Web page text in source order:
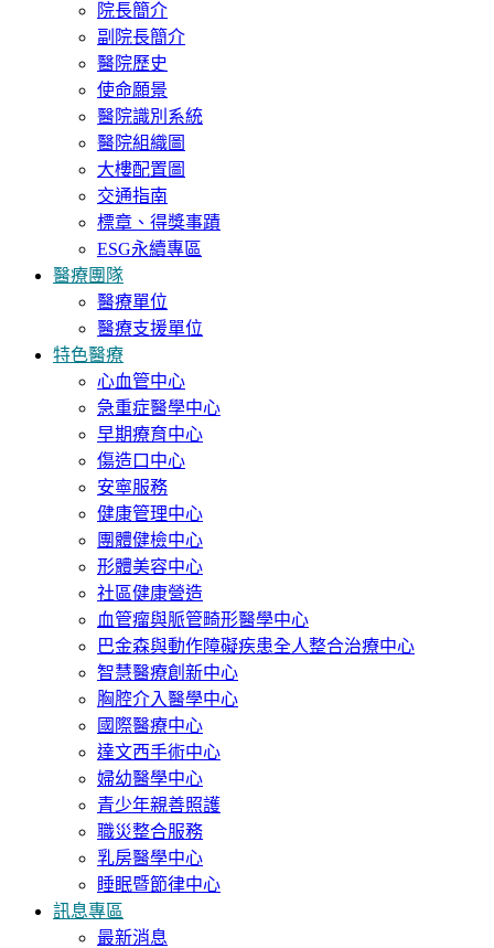
院長簡介
副院長簡介
醫院歷史
使命願景
醫院識別系統
醫院組織圖
大樓配置圖
交通指南
標章、得獎事蹟
ESG永續專區
醫療團隊
醫療單位
醫療支援單位
特色醫療
心血管中心
急重症醫學中心
早期療育中心
傷造口中心
安寧服務
健康管理中心
團體健檢中心
形體美容中心
社區健康營造
血管瘤與脈管畸形醫學中心
巴金森與動作障礙疾患全人整合治療中心
智慧醫療創新中心
胸腔介入醫學中心
國際醫療中心
達文西手術中心
婦幼醫學中心
青少年親善照護
職災整合服務
乳房醫學中心
睡眠暨節律中心
訊息專區
最新消息